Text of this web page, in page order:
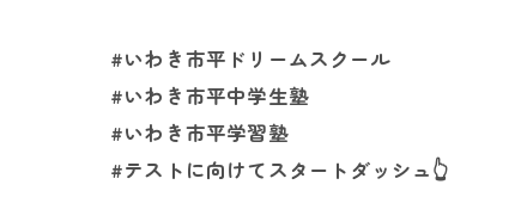
#いわき市平ドリームスクール
#いわき市平中学生塾
#いわき市平学習塾
#テストに向けてスタートダッシュ👆️